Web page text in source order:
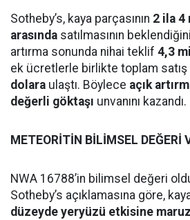
Sotheby’s, kaya parçasının 2 ila 4
arasında satılmasının
artırma sonunda nihai teklif 4,3
ek ücretlerle birlikte toplam satış
dolara ulaştı. Böylece açık
değerli göktaşı unvanını kazandı.
METEORİTİN BİLİMSEL DEĞERİ
NWA 16788’in bilimsel değeri
Sotheby’s açıklamasına göre,
düzeyde yeryüzü etkisine